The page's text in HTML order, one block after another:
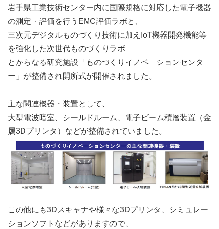
岩手県工業技術センター内に国際規格に対応した電子機器
の測定・評価を行うEMC評価ラボと、
三次元デジタルものづくり技術に加えIoT機器開発機能等
を強化した次世代ものづくりラボ
とからなる研究施設「ものづくりイノベーションセンタ
ー」が整備され開所式が開催されました。
主な関連機器・装置として、
大型電波暗室、シールドルーム、電子ビーム積層装置（金
属3Dプリンタ）などが整備されていました。
この他にも3Dスキャナや様々な3Dプリンタ、シミュレー
ションソフトなどがありますので、